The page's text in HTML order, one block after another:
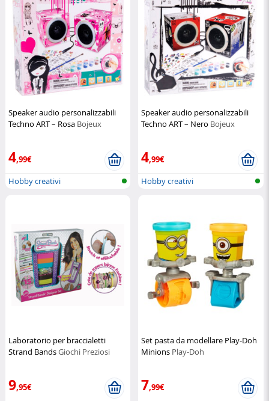
Speaker audio personalizzabili
Techno ART – Rosa Bojeux
4,99€
Hobby creativi
Speaker audio personalizzabili
Techno ART – Nero Bojeux
4,99€
Hobby creativi
Laboratorio per braccialetti
Strand BandsGiochi Preziosi
9,95€
Set pasta da modellare Play-Doh
Minions Play-Doh
7,99€